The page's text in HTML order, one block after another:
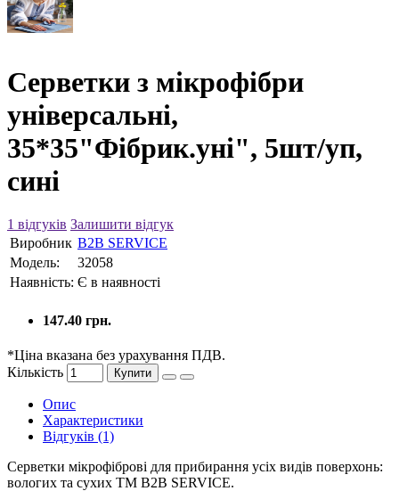
Серветки з мікрофібри
універсальні,
35*35"Фібрик.уні", 5шт/уп,
сині
1 відгуків Залишити відгук
Виробник B2B SERVICE
Модель:
32058
Наявність: Є в наявності
147.40 грн.
*Ціна вказана без урахування ПДВ.
Кількість
Купити
Опис
Характеристики
Відгуків (1)
Серветки мікрофіброві для прибирання усіх видів поверхонь:
вологих та сухих ТМ B2B SERVICE.